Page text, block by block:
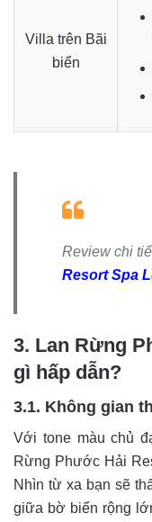
Villa trên Bãi
biển
Review chi
Resort Spa
3. Lan Rừng
gì hấp dẫn?
3.1. Không gian
Với tone màu chủ
Rừng Phước Hải
Nhìn từ xa bạn sẽ
giữa bờ biển rộng